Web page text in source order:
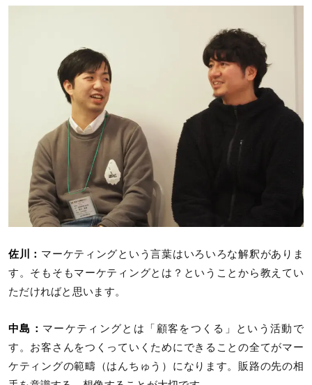
佐川： マーケティングという言葉はいろいろな解釈がありま
す。そもそもマーケティングとは？ということから教えてい
ただければと思います。
中島： マーケティングとは「顧客をつくる」という活動で
す。お客さんをつくっていくためにできることの全てがマー
ケティングの範疇（はんちゅう）になります。販路の先の相